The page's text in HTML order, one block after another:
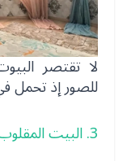
لا تقتصر
للصور إذ تحمل
3. البيت المقلوب في إسطنبول